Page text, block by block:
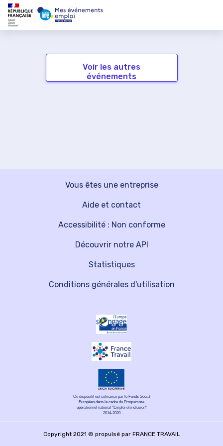
Voir les autres
événements
Vous êtes une entreprise
Découvrir notre API
Aide et contact
Statistiques
Accessibilité : Non conforme
Conditions générales d'utilisation
Ce dispositif est cofinancé par le Fonds Social
Européen dans le cadre du Programme
opérationnel national "Emploi et inclusion"
2014-2020
Copyright 2021 © propulsé par FRANCE TRAVAIL